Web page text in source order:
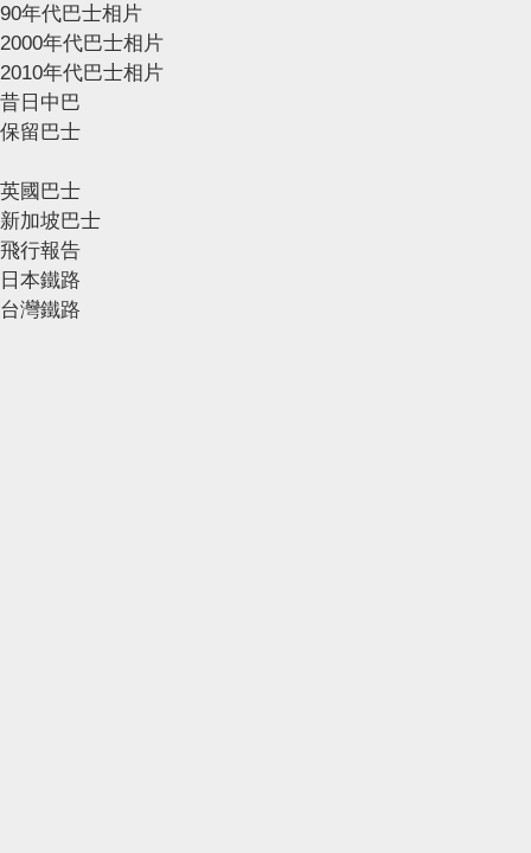
90年代巴士相片
2000年代巴士相片
2010年代巴士相片
昔日中巴
保留巴士
英國巴士
新加坡巴士
飛行報告
日本鐵路
台灣鐵路